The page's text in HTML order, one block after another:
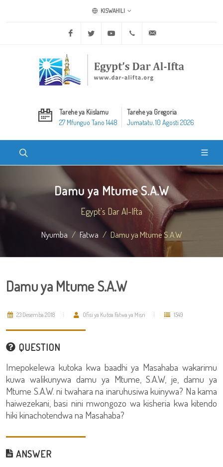
KISWAHILI
Facebook Twitter Youtube +20 2 25970400
Tarehe ya Kiislamu
27 Mfunguo Tano 1448
Tarehe ya Gregoria
Jumatatu, 10 Agosti 2026
Damu ya Mtume S.A.W
Egypt's Dar Al-Ifta
Nyumba Fatwa Damu ya Mtume S.A.W
Damu ya Mtume S.A.W
23 Desemba 2018 Ofisi ya Kutoa Fatwa ya Misri 1549
QUESTION
Imepokelewa kutoka kwa baadhi ya Masahaba wakarimu
kuwa walikunywa damu ya Mtume, S.A.W, je, damu ya
Mtume S.A.W. ni twahara na inaruhusiwa kuinywa? Na kama
haiwezekani, basi nini mwongozo wa kisheria kwa kitendo
hiki kinachotendwa na Masahaba?
ANSWER